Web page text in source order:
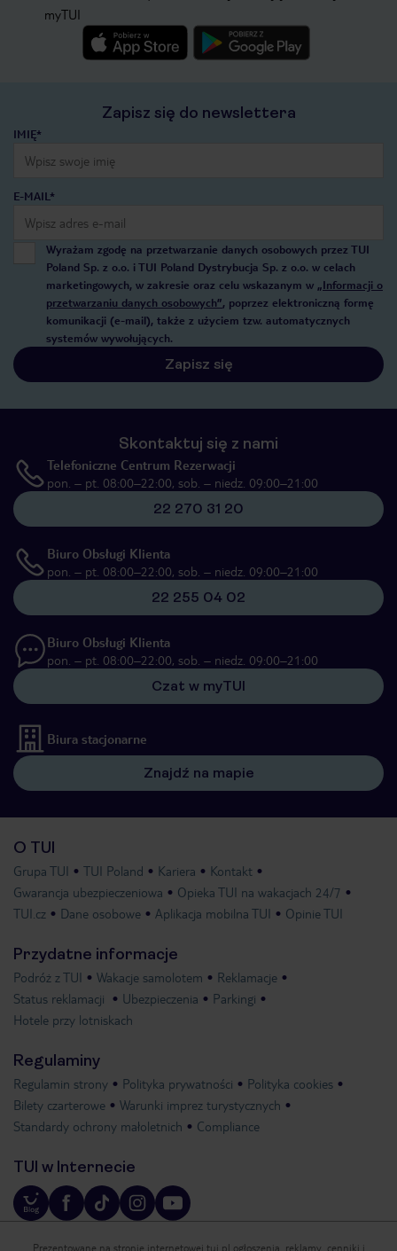
myTUI
Zapisz się do newslettera
IMIĘ*
E-MAIL*
Wyrażam zgodę na przetwarzanie danych osobowych przez TUI
Poland Sp. z o.o. i TUI Poland Dystrybucja Sp. z o.o. w celach
marketingowych, w zakresie oraz celu wskazanym w „Informacji o
przetwarzaniu danych osobowych”, poprzez elektroniczną formę
komunikacji (e-mail), także z użyciem tzw. automatycznych
systemów wywołujących.
Zapisz się
Skontaktuj się z nami
Telefoniczne Centrum Rezerwacji
pon. – pt. 08:00–22:00, sob. – niedz. 09:00–21:00
22 270 31 20
Biuro Obsługi Klienta
pon. – pt. 08:00–22:00, sob. – niedz. 09:00–21:00
22 255 04 02
Biuro Obsługi Klienta
pon. – pt. 08:00–22:00, sob. – niedz. 09:00–21:00
Czat w myTUI
Biura stacjonarne
Znajdź na mapie
O TUI
Grupa TUI TUI Poland Kariera
Kontakt
Gwarancja ubezpieczeniowa
Opieka TUI na wakacjach 24/7
TUI.cz
Dane osobowe Aplikacja mobilna TUI Opinie TUI
Przydatne informacje
Podróż z TUI Wakacje samolotem
Reklamacje
Status reklamacji
Ubezpieczenia
Parkingi
Hotele przy lotniskach
Regulaminy
Regulamin strony Polityka prywatności
Polityka cookies
Bilety czarterowe
Warunki imprez turystycznych
Standardy ochrony małoletnich
Compliance
TUI w Internecie
Prezentowane na stronie internetowej tui.pl ogłoszenia, reklamy, cenniki i